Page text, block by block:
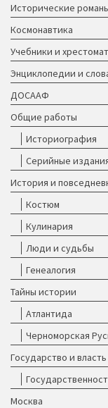
Исторические
Космонавтика
Учебники и
Энциклопедии и
ДОСААФ
Общие работы
Историография
Серийные
История и
Костюм
Кулинария
Люди и судьбы
Генеалогия
Тайны истории
Атлантида
Черноморская
Государство и власть
Москва